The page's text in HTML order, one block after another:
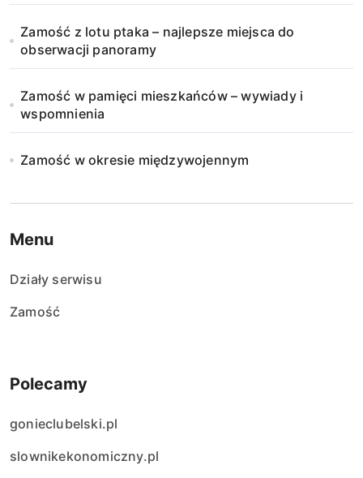
Zamość z lotu ptaka – najlepsze miejsca do
obserwacji panoramy
Zamość w pamięci mieszkańców – wywiady i
wspomnienia
Zamość w okresie międzywojennym
Menu
Działy serwisu
Zamość
Polecamy
gonieclubelski.pl
slownikekonomiczny.pl